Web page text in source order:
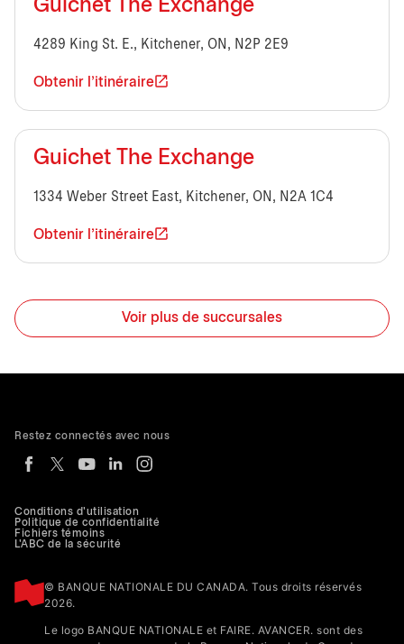
Guichet The Exchange
4289 King St. E., Kitchener, ON, N2P 2E9
Obtenir l'itinéraire
Guichet The Exchange
1334 Weber Street East, Kitchener, ON, N2A 1C4
Obtenir l'itinéraire
Voir plus de succursales
Conditions d'utilisation
Politique de confidentialité
Fichiers témoins
L'ABC de la sécurité
© BANQUE NATIONALE DU CANADA. Tous droits réservés
2026.
Le logo BANQUE NATIONALE et FAIRE. AVANCER. sont des
Restez connectés avec nous